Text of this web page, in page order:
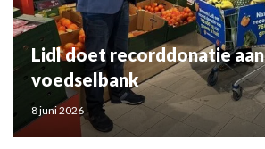
Lidl doet recorddonatie aan
voedselbank
8 juni 2026